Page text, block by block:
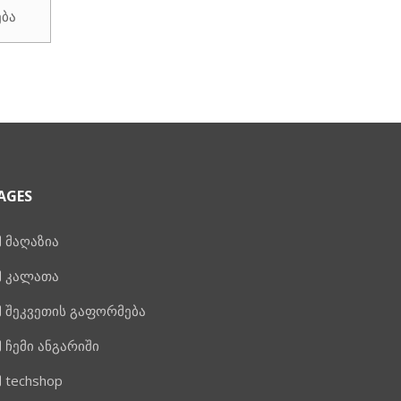
₾269.00.
მაღაზია
კალათა
შეკვეთის გაფორმება
ჩემი ანგარიში
techshop